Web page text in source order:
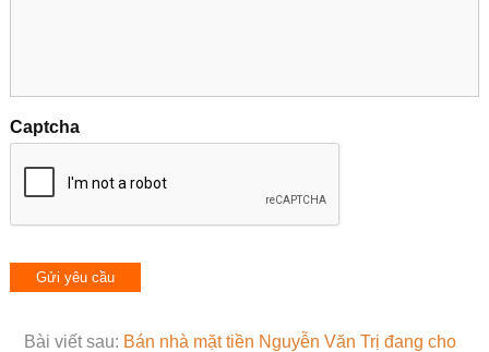
Captcha
Bài viết sau: Bán nhà mặt tiền Nguyễn Văn Trị đang cho